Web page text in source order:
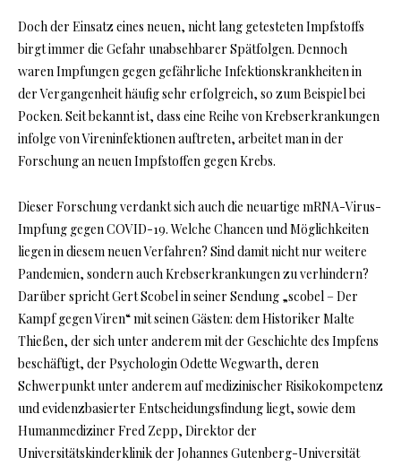
Doch der Einsatz eines neuen, nicht lang getesteten Impfstoffs
birgt immer die Gefahr unabsehbarer Spätfolgen. Dennoch
waren Impfungen gegen gefährliche Infektionskrankheiten in
der Vergangenheit häufig sehr erfolgreich, so zum Beispiel bei
Pocken. Seit bekannt ist, dass eine Reihe von Krebserkrankungen
infolge von Vireninfektionen auftreten, arbeitet man in der
Forschung an neuen Impfstoffen gegen Krebs.
Dieser Forschung verdankt sich auch die neuartige mRNA-Virus-
Impfung gegen COVID-19. Welche Chancen und Möglichkeiten
liegen in diesem neuen Verfahren? Sind damit nicht nur weitere
Pandemien, sondern auch Krebserkrankungen zu verhindern?
Darüber spricht Gert Scobel in seiner Sendung „scobel – Der
Kampf gegen Viren“ mit seinen Gästen: dem Historiker Malte
Thießen, der sich unter anderem mit der Geschichte des Impfens
beschäftigt, der Psychologin Odette Wegwarth, deren
Schwerpunkt unter anderem auf medizinischer Risikokompetenz
und evidenzbasierter Entscheidungsfindung liegt, sowie dem
Humanmediziner Fred Zepp, Direktor der
Universitätskinderklinik der Johannes Gutenberg-Universität